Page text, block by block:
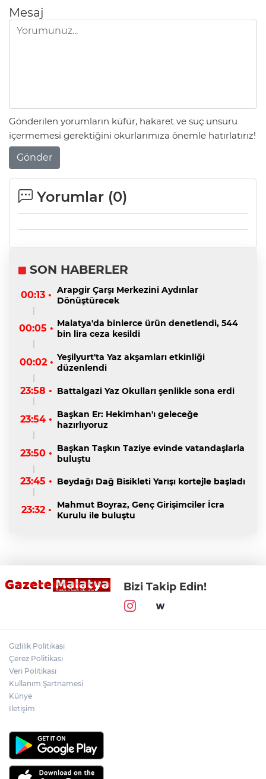
Mesaj
Gönderilen yorumların küfür, hakaret ve suç unsuru
içermemesi gerektiğini okurlarımıza önemle hatırlatırız!
Gönder
Yorumlar (0)
SON HABERLER
00:13 • Arapgir Çarşı Merkezini Aydınlar
Dönüştürecek
00:05 • Malatya'da binlerce ürün denetlendi, 544
bin lira ceza kesildi
00:02 • Yeşilyurt'ta Yaz akşamları etkinliği
düzenlendi
23:58 • Battalgazi Yaz Okulları şenlikle sona erdi
23:54 • Başkan Er: Hekimhan'ı geleceğe
hazırlıyoruz
23:50 • Başkan Taşkın Taziye evinde vatandaşlarla
buluştu
23:45 • Beydağı Dağ Bisikleti Yarışı kortejle başladı
23:32 •
Mahmut Boyraz, Genç Girişimciler İcra
Kurulu ile buluştu
Bizi Takip Edin!
Gizlilik Politikası
Çerez Politikası
Veri Politikası
Kullanım Şartnamesi
Künye
İletişim